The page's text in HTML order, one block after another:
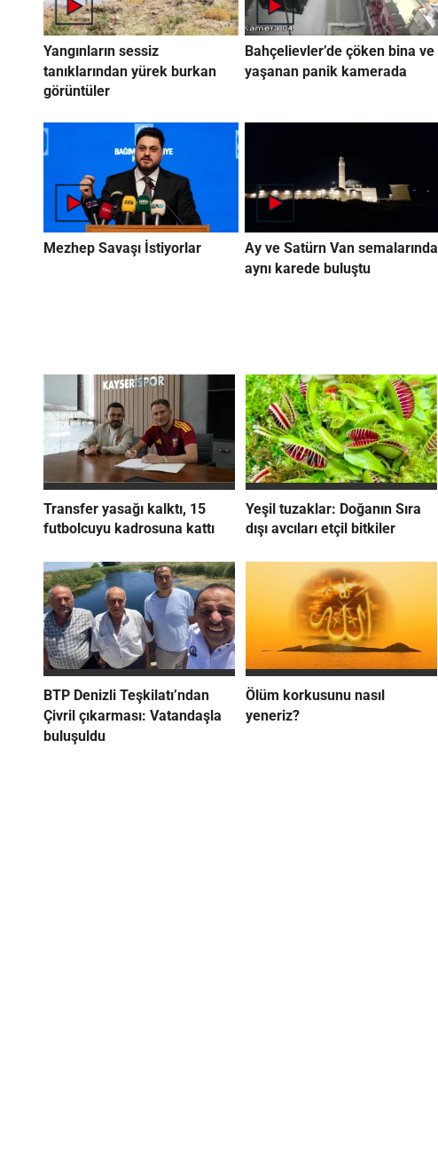
Yangınların sessiz
tanıklarından yürek burkan
görüntüler
Bahçelievler’de çöken bina ve
yaşanan panik kamerada
Mezhep Savaşı İstiyorlar
Ay ve Satürn Van semalarında
aynı karede buluştu
Transfer yasağı kalktı, 15
futbolcuyu kadrosuna kattı
Yeşil tuzaklar: Doğanın Sıra
dışı avcıları etçil bitkiler
BTP Denizli Teşkilatı’ndan
Çivril çıkarması: Vatandaşla
buluşuldu
Ölüm korkusunu nasıl
yeneriz?